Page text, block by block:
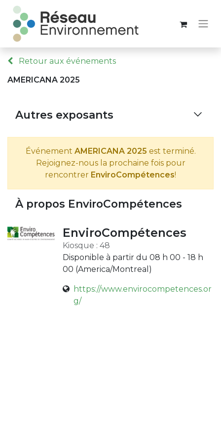
Retour aux événements
AMERICANA 2025
Autres exposants
Événement AMERICANA 2025 est terminé.
Rejoignez-nous la prochaine fois pour
rencontrer EnviroCompétences!
À propos EnviroCompétences
EnviroCompétences
Kiosque : 48
Disponible à partir du 08 h 00 - 18 h
00 (America/Montreal )
https://www.envirocompetences.or
g/